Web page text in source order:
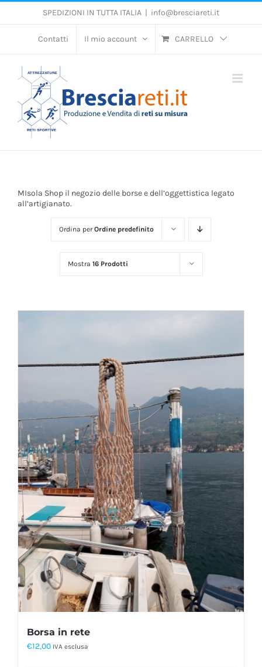
Salta
SPEDIZIONI IN TUTTA ITALIA | info@bresciareti.it
Contatti Il mio account CARRELLO
MIsola Shop il negozio delle borse e dell’oggettistica legato
all’artigianato.
Ordina perOrdine predefinito
Mostra 16 Prodotti
Borsa in rete
€12,00 IVA esclusa